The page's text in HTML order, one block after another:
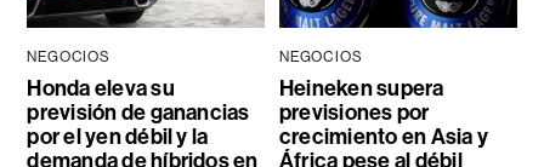
NEGOCIOS
Honda eleva su
previsión de ganancias
por el yen débil y la
demanda de híbridos en
NEGOCIOS
Heineken supera
previsiones por
crecimiento en Asia y
África pese al débil